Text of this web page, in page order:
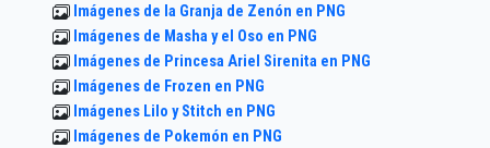
Imágenes de la Granja de Zenón en PNG
Imágenes de Masha y el Oso en PNG
Imágenes de Princesa Ariel Sirenita en PNG
Imágenes de Frozen en PNG
Imágenes Lilo y Stitch en PNG
Imágenes de Pokemón en PNG